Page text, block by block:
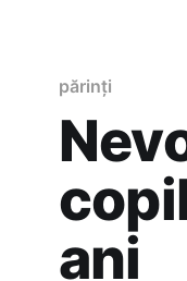
părinți
ani